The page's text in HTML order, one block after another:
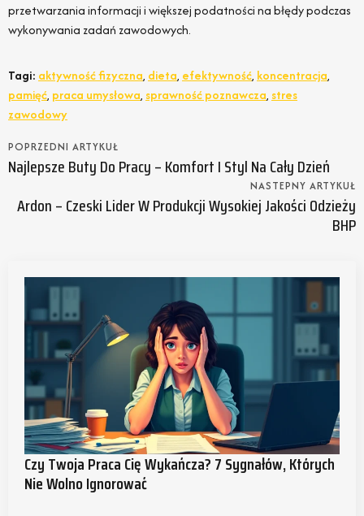
przetwarzania informacji i większej podatności na błędy podczas
wykonywania zadań zawodowych.
Tagi: aktywność fizyczna, dieta, efektywność, koncentracja,
pamięć, praca umysłowa, sprawność poznawcza, stres
zawodowy
POPRZEDNI ARTYKUŁ
Najlepsze Buty Do Pracy – Komfort I Styl Na Cały Dzień
NASTEPNY ARTYKUŁ
Ardon – Czeski Lider W Produkcji Wysokiej Jakości Odzieży
BHP
Czy Twoja Praca Cię Wykańcza? 7 Sygnałów, Których
Nie Wolno Ignorować